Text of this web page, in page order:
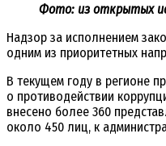
Фото: из открытых
Надзор за исполнением
одним из приоритетных
В текущем году в регионе
о противодействии
внесено более 360
около 450 лиц, к